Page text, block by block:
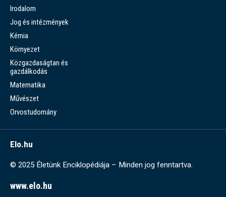
Irodalom
Jog és intézmények
Kémia
Környezet
Közgazdaságtan és
gazdálkodás
Matematika
Művészet
Orvostudomány
Elo.hu
© 2025 Életünk Enciklopédiája – Minden jog fenntartva.
www.elo.hu